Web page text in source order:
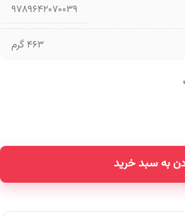
9789642070039
463 گرم
به سبد خرید